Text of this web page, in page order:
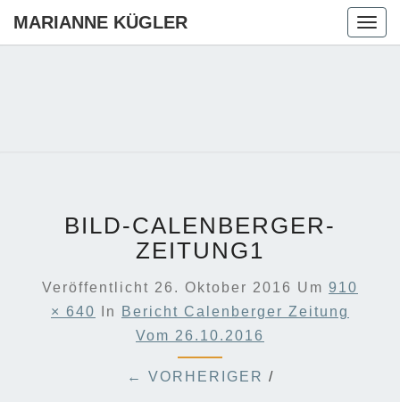
MARIANNE KÜGLER
BILD-CALENBERGER-
ZEITUNG1
Veröffentlicht 26. Oktober 2016 Um 910
× 640
In
Bericht Calenberger Zeitung
Vom 26.10.2016
← VORHERIGER /